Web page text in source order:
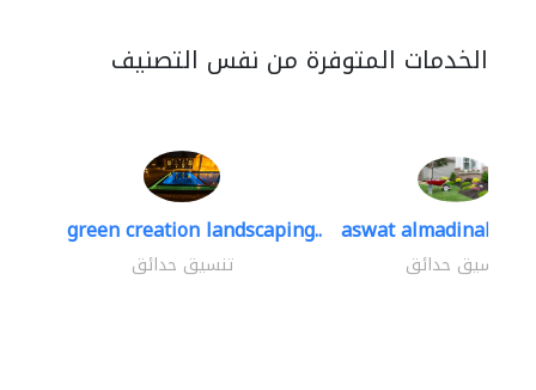
الخدمات المتوفرة من نفس التصنيف
green creation landscaping..
تنسيق حدائق
aswat almadinah
تنسيق حدائق